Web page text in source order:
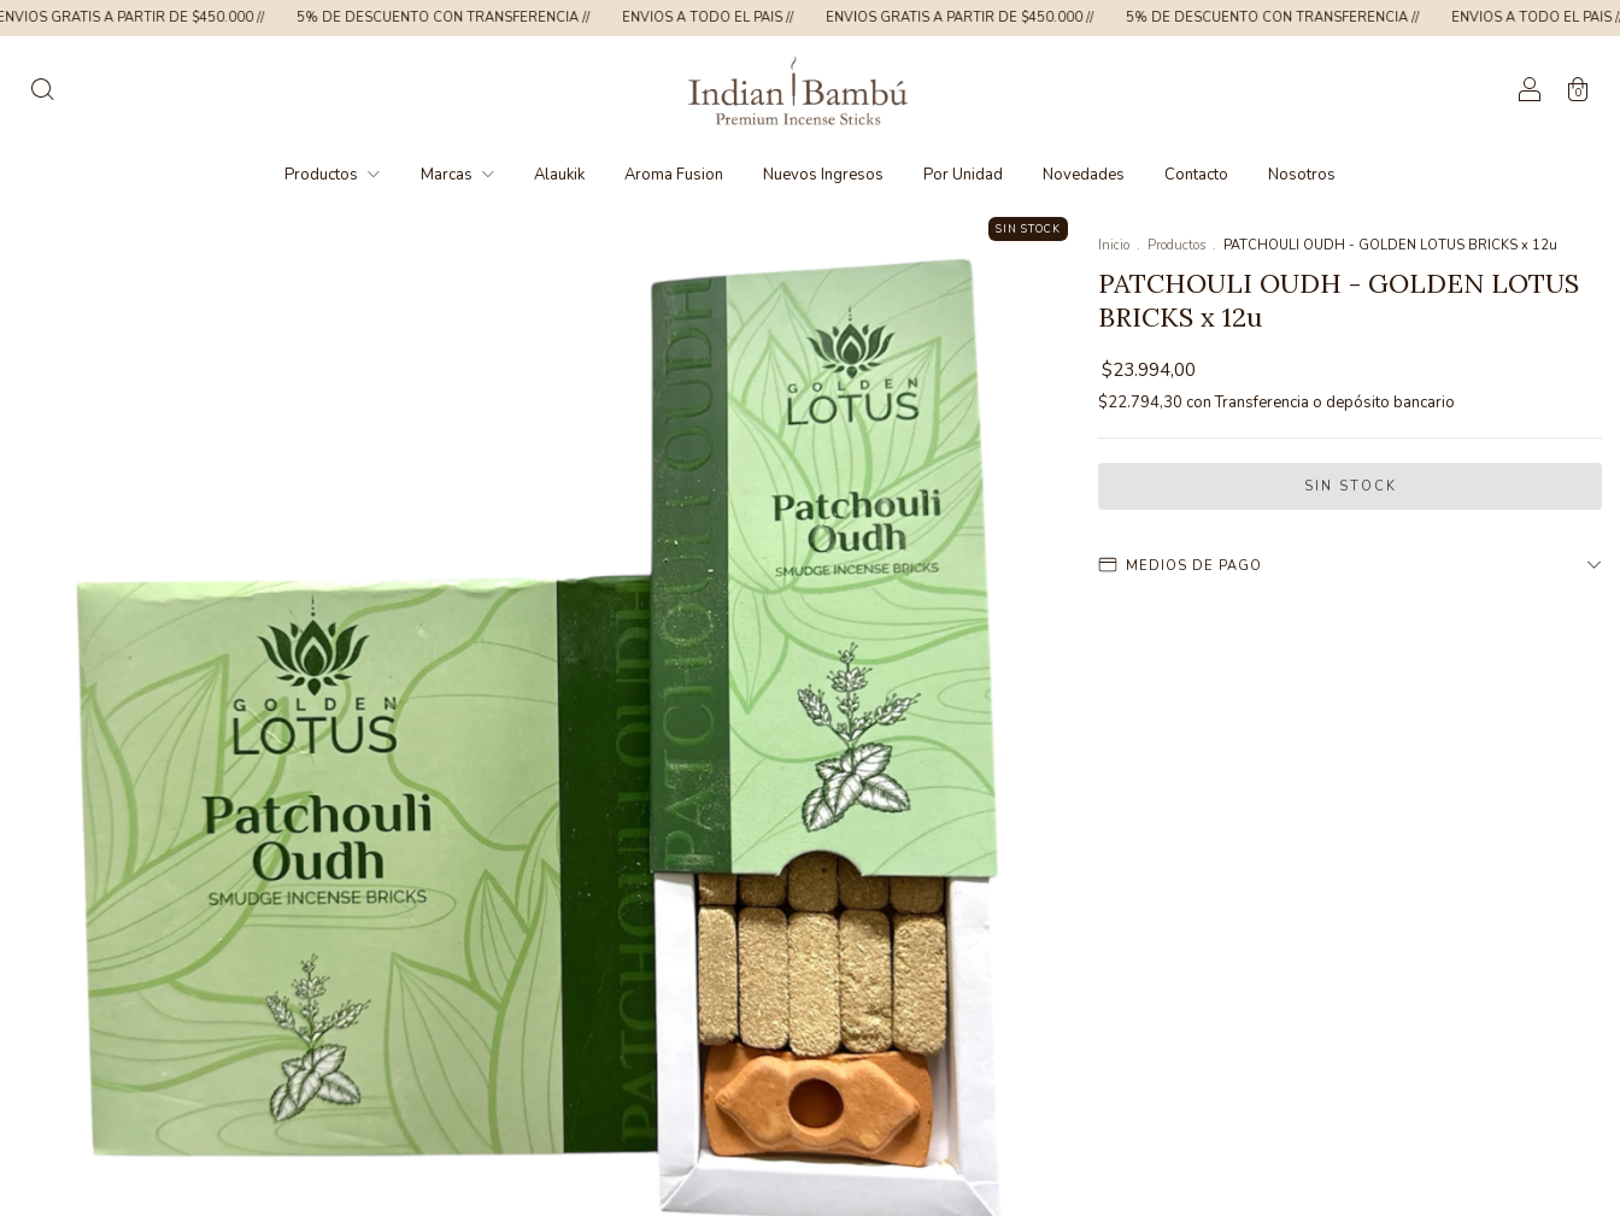
A PARTIR DE $450.000 // 5% DE DESCUENTO CON TRANSFERENCIA // ENVIOS A TODO EL PAIS // ENVIOS GRATIS A PARTIR DE $450.000 // 5% DE DESCUENTO CON TRANSFERENCIA // ENVIOS A TODO EL PAIS //
0
Productos Marcas Alaukik Aroma Fusion Nuevos Ingresos Por Unidad Novedades Contacto Nosotros
SIN STOCK
Inicio . Productos . PATCHOULI OUDH - GOLDEN LOTUS BRICKS x 12u
PATCHOULI OUDH - GOLDEN LOTUS
BRICKS x 12u
$23.994,00
$22.794,30 con Transferencia o depósito bancario
MEDIOS DE PAGO